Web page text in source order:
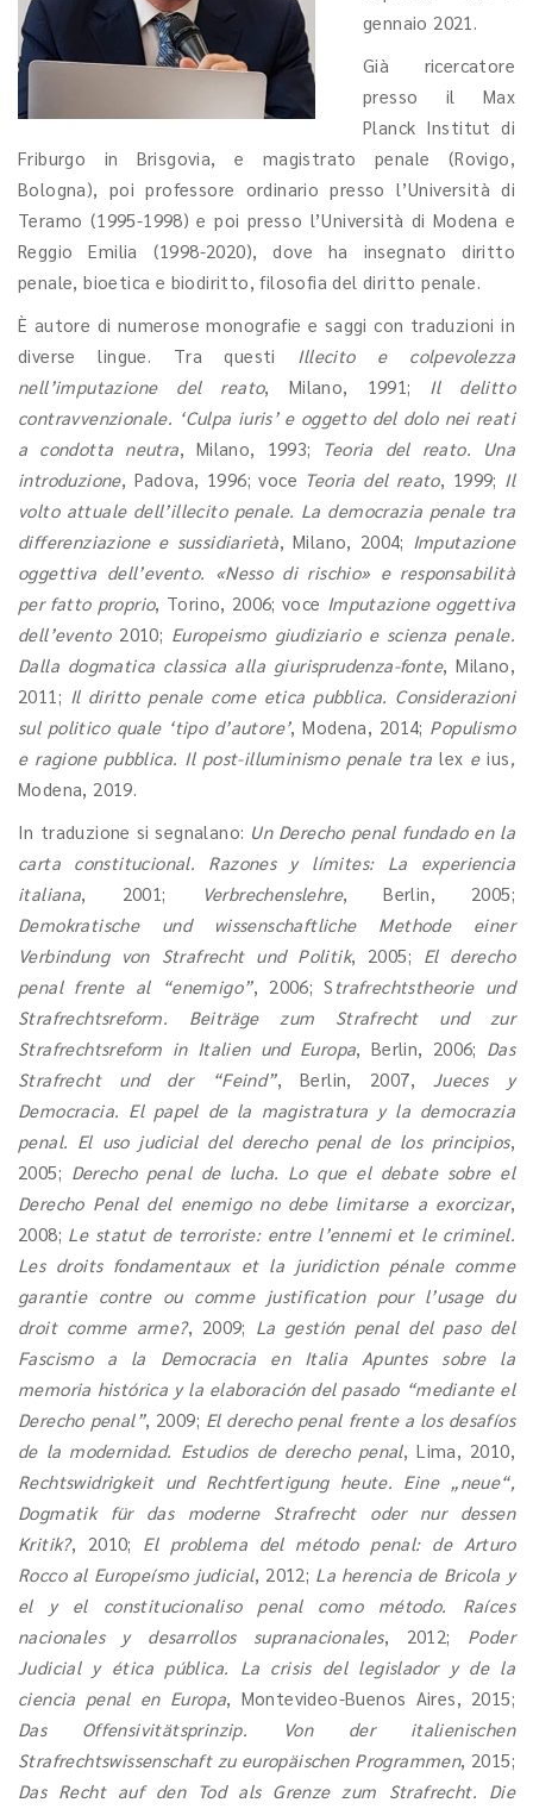
gennaio 2021.
Già ricercatore
presso il Max
Planck Institut di
Friburgo in Brisgovia, e magistrato penale (Rovigo,
Bologna), poi professore ordinario presso l’Università di
Teramo (1995-1998) e poi presso l’Università di Modena e
Reggio Emilia (1998-2020), dove ha insegnato diritto
penale, bioetica e biodiritto, filosofia del diritto penale.
È autore di numerose monografie e saggi con traduzioni in
diverse lingue. Tra questi Illecito e colpevolezza
nell’imputazione del reato, Milano, 1991; Il delitto
contravvenzionale. ‘Culpa iuris’ e oggetto del dolo nei reati
a condotta neutra, Milano, 1993; Teoria del reato. Una
introduzione, Padova, 1996; voce Teoria del reato, 1999; Il
volto attuale dell’illecito penale. La democrazia penale tra
differenziazione e sussidiarietà, Milano, 2004; Imputazione
oggettiva dell’evento. «Nesso di rischio» e responsabilità
per fatto proprio, Torino, 2006; voce Imputazione oggettiva
dell’evento2010; Europeismo giudiziario e scienza penale.
Dalla dogmatica classica alla giurisprudenza-fonte, Milano,
2011; Il diritto penale come etica pubblica. Considerazioni
sul politico quale ‘tipo d’autore’, Modena, 2014; Populismo
e ragione pubblica. Il post-illuminismo penale tralex eius,
Modena, 2019.
In traduzione si segnalano: Un Derecho penal fundado en la
carta constitucional. Razones y límites: La experiencia
italiana, 2001; Verbrechenslehre, Berlin, 2005;
Demokratische und wissenschaftliche Methode einer
Verbindung von Strafrecht und Politik, 2005; El derecho
penal frente al “enemigo”, 2006; S trafrechtstheorie und
Strafrechtsreform. Beiträge zum Strafrecht und zur
Strafrechtsreform in Italien und Europa, Berlin, 2006; Das
Strafrecht und der “Feind”, Berlin, 2007, Jueces y
Democracia. El papel de la magistratura y la democrazia
penal. El uso judicial del derecho penal de los principios,
2005; Derecho penal de lucha. Lo que el debate sobre el
Derecho Penal del enemigo no debe limitarse a exorcizar,
2008; Le statut de terroriste: entre l’ennemi et le criminel.
Les droits fondamentaux et la juridiction pénale comme
garantie contre ou comme justification pour l’usage du
droit comme arme?, 2009; La gestión penal del paso del
Fascismo a la Democracia en Italia Apuntes sobre la
memoria histórica y la elaboración del pasado “mediante el
Derecho penal”, 2009; El derecho penal frente a los desafíos
de la modernidad. Estudios de derecho penal, Lima, 2010,
Rechtswidrigkeit und Rechtfertigung heute. Eine „neue“,
Dogmatik für das moderne Strafrecht oder nur dessen
Kritik?, 2010; El problema del método penal: de Arturo
Rocco al Europeísmo judicial, 2012; La herencia de Bricola y
el y el constitucionaliso penal como método. Raíces
nacionales y desarrollos supranacionales, 2012; Poder
Judicial y ética pública. La crisis del legislador y de la
ciencia penal en Europa, Montevideo-Buenos Aires, 2015;
Das Offensivitätsprinzip. Von der italienischen
Strafrechtswissenschaft zu europäischen Programmen, 2015;
Das Recht auf den Tod als Grenze zum Strafrecht. Die